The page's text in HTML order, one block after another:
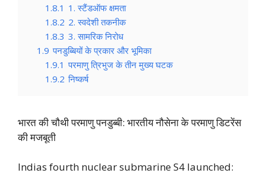
1.8.1 1. स्टैंडऑफ क्षमता
1.8.2 2. स्वदेशी तकनीक
1.8.3 3. सामरिक निरोध
1.9 पनडुब्बियों के प्रकार और भूमिका
1.9.1 परमाणु त्रिभुज के तीन मुख्य घटक
1.9.2 निष्कर्ष
भारत की चौथी परमाणु पनडुब्बी: भारतीय नौसेना के परमाणु डिटरेंस
की मजबूती
Indias fourth nuclear submarine S4 launched: